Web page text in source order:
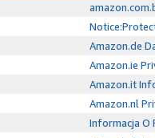
Amazon.de
Amazon.ie
Amazon.it
Amazon.nl
Informacja O